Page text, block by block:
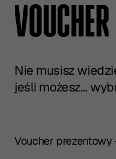
Nie musisz
jeśli możesz…
Voucher